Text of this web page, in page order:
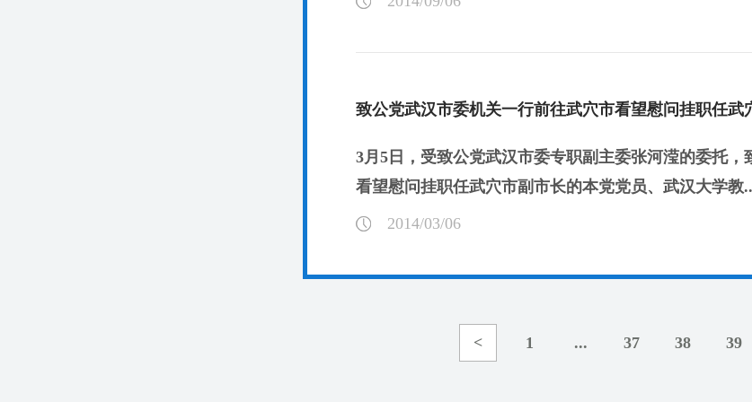
致公党武汉市委机关一行前往武穴市看望慰问挂职任武
3月5日，受致公党武汉市委专职副主委张河滢的委托
看望慰问挂职任武穴市副市长的本党党员、武汉大学教
2014/03/06
< 1 ... 37 38 39